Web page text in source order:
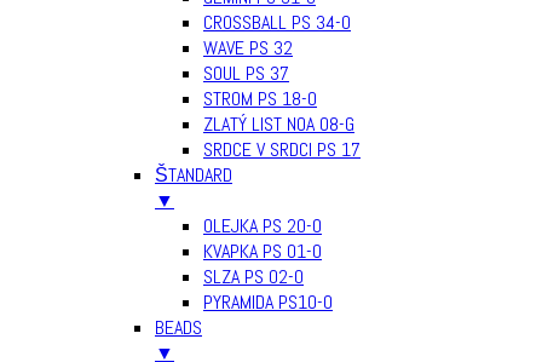
CROSSBALL PS 34-0
WAVE PS 32
SOUL PS 37
STROM PS 18-0
ZLATÝ LIST NOA 08-G
SRDCE V SRDCI PS 17
ŠTANDARD
▼
OLEJKA PS 20-0
KVAPKA PS 01-0
SLZA PS 02-0
PYRAMIDA PS10-0
BEADS
▼